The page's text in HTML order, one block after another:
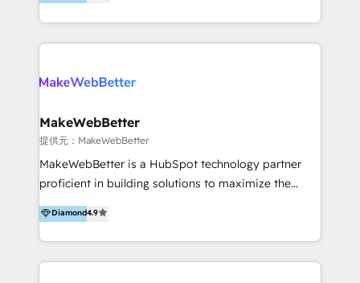
ざまな課題やニーズに対して「戦略、設計・デザイン、
『最適なハブ』になります。 ーーーーーーーーーーー
90分程度） -現状課題の抽出、現実的な目標の確認 -要
見積り提示・ご承認、スケジュール決定、プロジェクト
キックオフ -マーケティング戦略策定（KGI）、ウェブ
戦略・戦術の設計（KPI） -全体導線遷移設計、ビジュ
プレート構築（CMS Hub） -顧客ライフサイクルステ
ら、インサイドセールスや展示会などのオフライン施策
まで支援しています。 「経験豊富な”専門家集団”によ
るプロジェクト参加型の支援」で、戦略・企画などのコ
BPO・実務まで幅広いご支援が可能です。 また、2022
らはじめるBtoB営業DX BtoB営業もここまでデジタル
化できる! 」を出版いたしました。 HubSpotの導入／
活用支援以外にも、下記のようなサービスを提供してい
ます。 - ABMターゲット定義 / リスト作成 - カスタマ
着 - WEB / LP / BtoB-EC制作 - WEB広告(Google/FB
他)運用 - 記事コンテンツ / 動画制作 - インサイドセー
MakeWebBetter
提供元：MakeWebBetter
MakeWebBetter is a HubSpot technology partner
proficient in building solutions to maximize the
operational efficiency of HubSpot. The fastest-
growing tech-enabler & facilitator, MakeWebBetter,
hands you the blend of HubSpot expertise &
eminent solutions & integrations. Trust us to
Diamond4.9